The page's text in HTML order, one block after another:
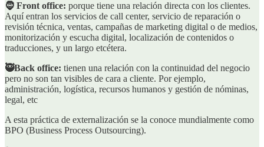
🧔 Front office: porque tiene una relación directa con los clientes.
Aquí entran los servicios de call center, servicio de reparación o
revisión técnica, ventas, campañas de marketing digital o de medios,
monitorización y escucha digital, localización de contenidos o
traducciones, y un largo etcétera.
🥷Back office: tienen una relación con la continuidad del negocio
pero no son tan visibles de cara a cliente. Por ejemplo,
administración, logística, recursos humanos y gestión de nóminas,
legal, etc
A esta práctica de externalización se la conoce mundialmente como
BPO (Business Process Outsourcing).